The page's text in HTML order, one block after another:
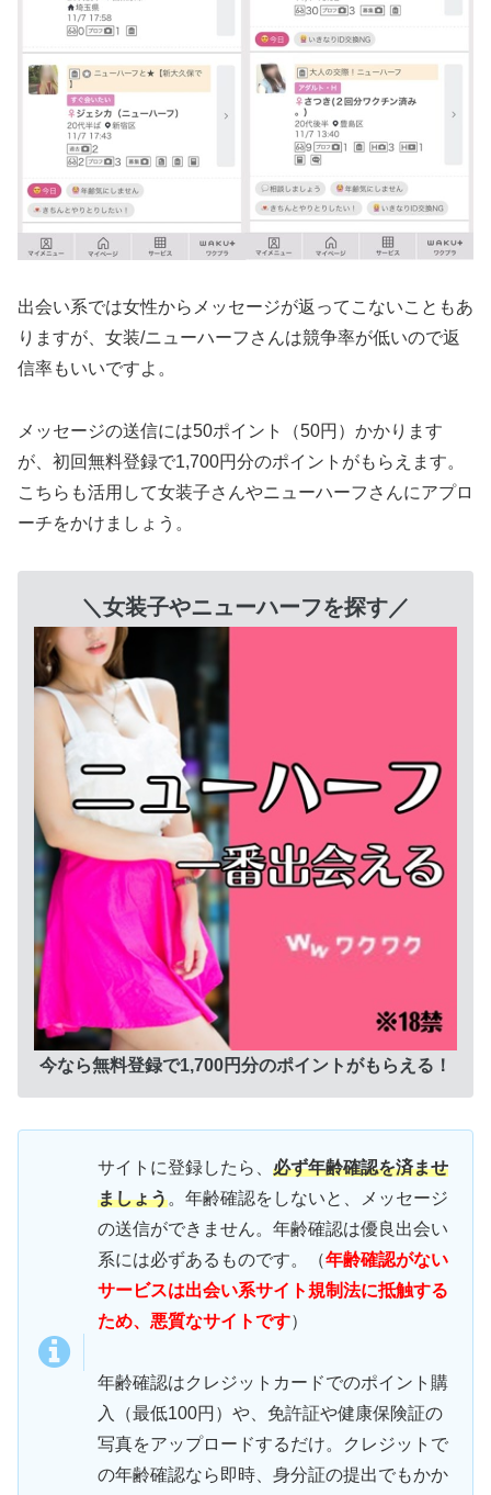
出会い系では女性からメッセージが返ってこないこともあ
りますが、女装/ニューハーフさんは競争率が低いので返
信率もいいですよ。
メッセージの送信には50ポイント（50円）かかります
が、初回無料登録で1,700円分のポイントがもらえます。
こちらも活用して女装子さんやニューハーフさんにアプロ
ーチをかけましょう。
＼女装子やニューハーフを探す／
今なら無料登録で1,700円分のポイントがもらえる！
サイトに登録したら、 必ず年齢確認を済ませ
ましょう。年齢確認をしないと、メッセージ
の送信ができません。年齢確認は優良出会い
系には必ずあるものです。（年齢確認がない
サービスは出会い系サイト規制法に抵触する
ため、悪質なサイトです）
年齢確認はクレジットカードでのポイント購
入（最低100円）や、免許証や健康保険証の
写真をアップロードするだけ。クレジットで
の年齢確認なら即時、身分証の提出でもかか